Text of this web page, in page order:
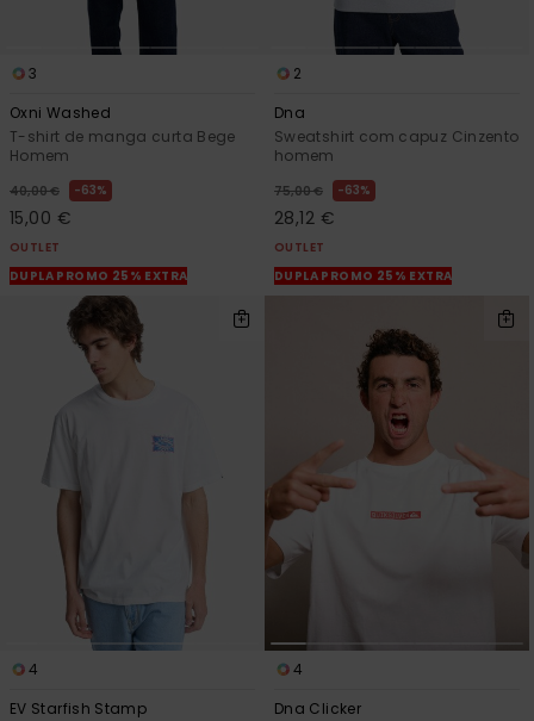
3
Oxni Washed
T-shirt de manga curta Bege
Homem
40,00 € 63%
15,00 €
OUTLET
DUPLA PROMO 25% EXTRA
2
Dna
Sweatshirt com capuz Cinzento
homem
75,00 € 63%
28,12 €
OUTLET
DUPLA PROMO 25% EXTRA
4
EV Starfish Stamp
4
Dna Clicker